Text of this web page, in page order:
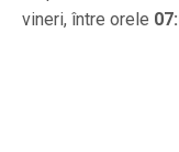
vineri, între orele